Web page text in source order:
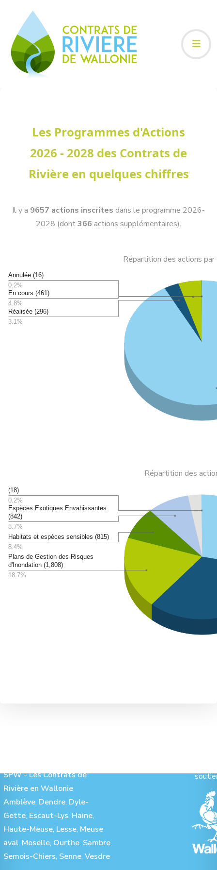
Les Programmes d'Actions
2026 - 2028 des Contrats de
Rivière en quelques chiffres
Il y a 9657 actions inscrites dans le programme 2026-
2028 (dont366 actions supplémentaires).
Répartition des actions
Réalisée (296)
3.1%
En cours (461)
4.8%
Annulée (16)
0.2%
Répartition des
Plans de Gestion des Risques
d'Inondation (1,808)
18.7%
Habitats et espèces sensibles (815)
8.4%
Espèces Exotiques Envahissantes
(842)
8.7%
(18)
0.2%
SPW - Les Contrats de
Rivière en Wallonie
Amblève, Dendre, Dyle-
Gette, Escaut-Lys, Haine,
Haute-Meuse, Lesse, Meuse
aval, Moselle, Ourthe, Sambre,
Semois-Chiers, Senne,Vesdre